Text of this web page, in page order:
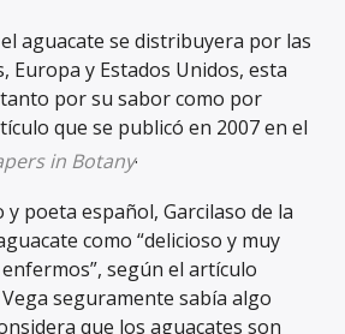
aguacate se distribuyera por las
Europa y Estados Unidos, esta
por su sabor como por
que se publicó en 2007 en el
in Botany.
y poeta español, Garcilaso de la
como “delicioso y muy
según el artículo
seguramente sabía algo
que los aguacates son